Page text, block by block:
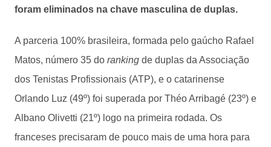
foram eliminados na chave masculina de duplas.
A parceria 100% brasileira, formada pelo gaúcho Rafael
Matos, número 35 do ranking de duplas da Associação
dos Tenistas Profissionais (ATP), e o catarinense
Orlando Luz (49º) foi superada por Théo Arribagé (23º) e
Albano Olivetti (21º) logo na primeira rodada. Os
franceses precisaram de pouco mais de uma hora para